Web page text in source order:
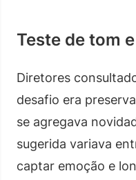
Teste de tom
Diretores
desafio era
se agregava
sugerida variava
captar emoção e